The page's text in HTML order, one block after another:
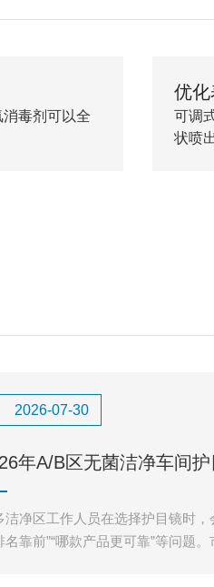
毒剂可以全
优
可调
状喷
2026-07-30
年A/B区无菌洁净车间
，哪家靠谱看完你
洁净区工作人员在选择护目镜时，
名靠前”“哪款产品更可靠”等问题